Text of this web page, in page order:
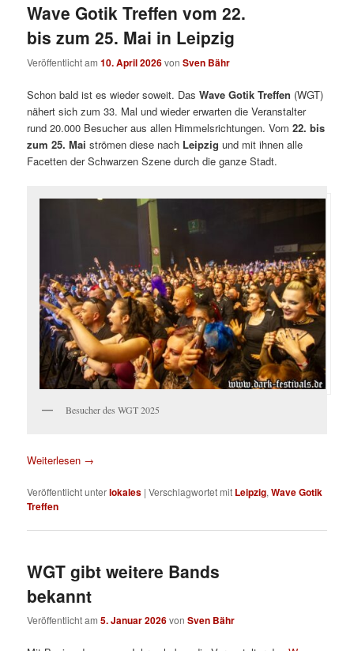
Wave Gotik Treffen vom 22.
bis zum 25. Mai in Leipzig
Veröffentlicht am10. April 2026vonSven Bähr
Schon bald ist es wieder soweit. DasWave Gotik Treffen (WGT)
nähert sich zum 33. Mal und wieder erwarten die Veranstalter
rund 20.000 Besucher aus allen Himmelsrichtungen. Vom22. bis
zum 25. Mai strömen diese nach Leipzig und mit ihnen alle
Facetten der Schwarzen Szene durch die ganze Stadt.
Besucher des WGT 2025
Weiterlesen →
Veröffentlicht unterlokales |Verschlagwortet mit Leipzig,Wave Gotik
Treffen
WGT gibt weitere Bands
bekannt
Veröffentlicht am5. Januar 2026vonSven Bähr